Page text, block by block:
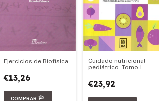
Ejercicios de Biofísica
€13,26
Cuidado nutricional
pediátrico. Tomo 1
€23,92